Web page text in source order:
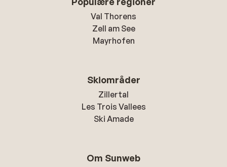
Val Thorens
Zell am See
Mayrhofen
Skiområder
Zillertal
Les Trois Vallees
Ski Amade
Om Sunweb